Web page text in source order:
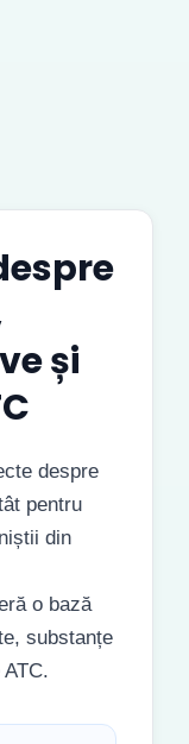
și
despre
pentru
din
o bază
substanțe